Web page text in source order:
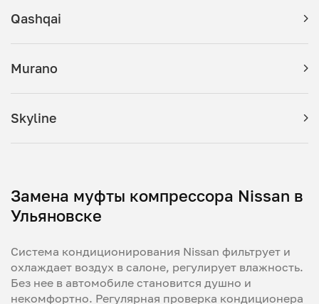
Qashqai
Murano
Skyline
Замена муфты компрессора Nissan в
Ульяновске
Система кондиционирования Nissan фильтрует и
охлаждает воздух в салоне, регулирует влажность.
Без нее в автомобиле становится душно и
некомфортно. Регулярная проверка кондиционера